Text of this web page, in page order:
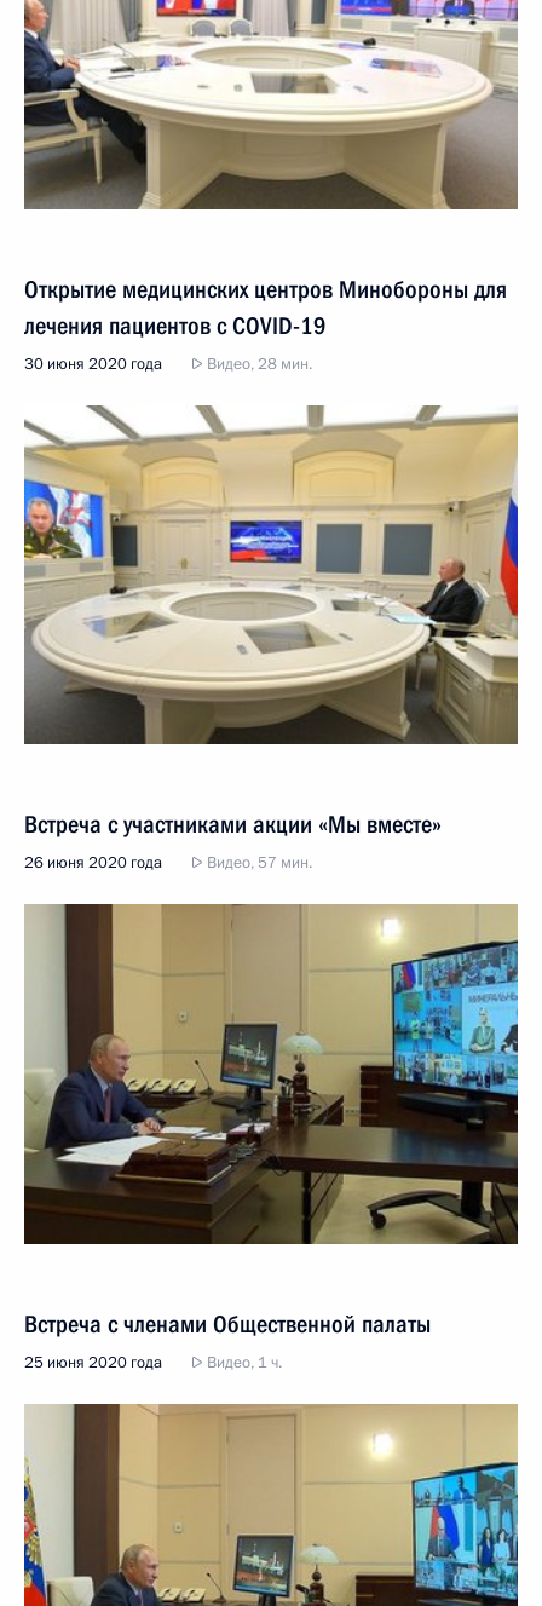
Открытие медицинских центров Минобороны для
лечения пациентов с COVID-19
30 июня 2020 года Видео, 28 мин.
Встреча с участниками акции «Мы вместе»
26 июня 2020 года Видео, 57 мин.
Встреча с членами Общественной палаты
25 июня 2020 года Видео, 1 ч.